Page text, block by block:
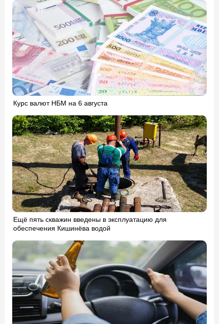
Курс валют НБМ на 6 августа
Ещё пять скважин введены в эксплуатацию для
обеспечения Кишинёва водой